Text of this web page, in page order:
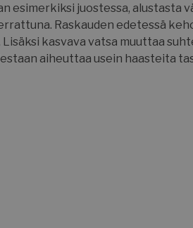
esimerkiksi juostessa, alustasta
Raskauden edetessä
kasvava vatsa muuttaa
aiheuttaa usein haasteita